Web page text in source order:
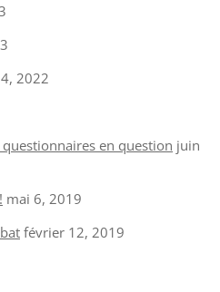
2022
questionnaires en question juin
mai 6, 2019
février 12, 2019